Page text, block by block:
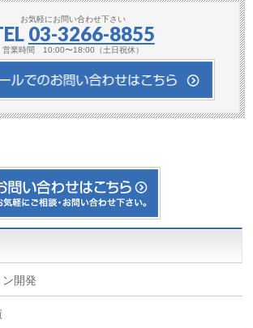
お気軽にお問い合わせ下さい
03-3266-8855
営業時間 10:00〜18:00（土日祝休）
開発